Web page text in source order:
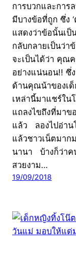
การบวกและการ
มีบางข้อที่ถูก ซึ่ง
แสดงว่าข้อนั้นเป็
กลับกลายเป็นว่า
จะเป็นได้ว่า คุณ
อย่างแน่นอน!! ซึ่
ด้านคุณน้าของเ
เหล่านี้มาแชร์ใน
แถลงไขถึงที่มาข
แล้ว ลองไปอ่าน
แล้วชาวเน็ตมาก
นานา บ้างก็ว่าค
สวยงาม…
19/09/2018